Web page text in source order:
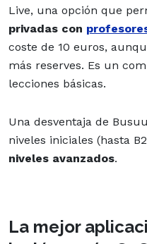
Live, una opción que
privadas con
coste de 10 euros,
más reserves. Es un
lecciones básicas.
Una desventaja de
niveles iniciales (hasta
niveles avanzados.
La mejor